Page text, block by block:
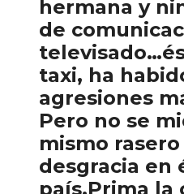
hermana y
de
taxi, ha
agresiones
Pero no se
mismo
desgracia en
país.Prima la